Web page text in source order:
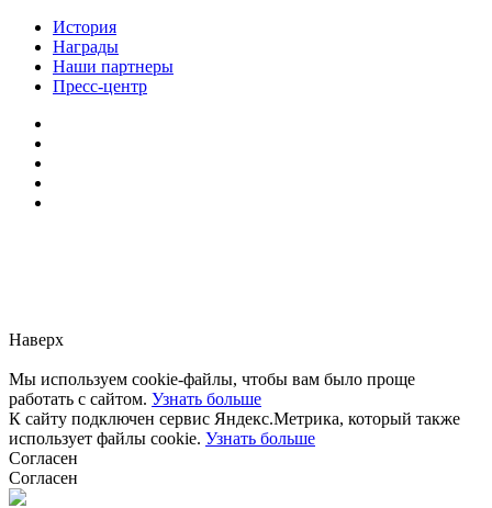
История
Награды
Наши партнеры
Пресс-центр
Наверх
Мы используем cookie-файлы, чтобы вам было проще
работать с сайтом. Узнать больше
К сайту подключен сервис Яндекс.Метрика, который также
использует файлы cookie. Узнать больше
Согласен
Согласен